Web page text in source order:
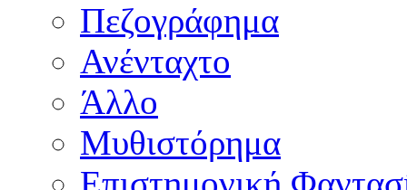
Πεζογράφημα
Ανένταχτο
Άλλο
Μυθιστόρημα